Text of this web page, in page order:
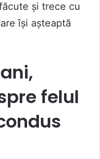
și trece cu
își așteaptă
felul